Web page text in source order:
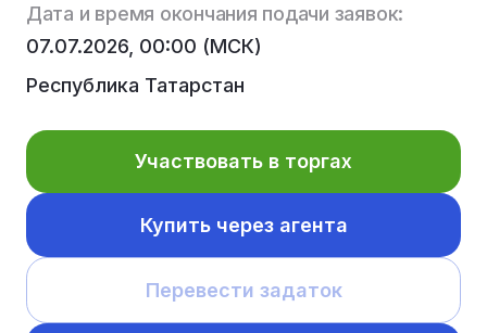
Дата и время окончания подачи заявок:
07.07.2026, 00:00 (МСК)
Республика Татарстан
Участвовать в торгах
Купить через агента
Перевести задаток